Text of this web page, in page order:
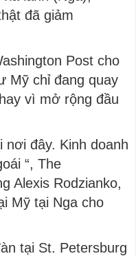
đã giảm
Post cho
Mỹ chỉ đang quay
vì mở rộng đầu
nơi đây. Kinh doanh
“, The
Alexis Rodzianko,
Mỹ tại Nga cho
tại St. Petersburg